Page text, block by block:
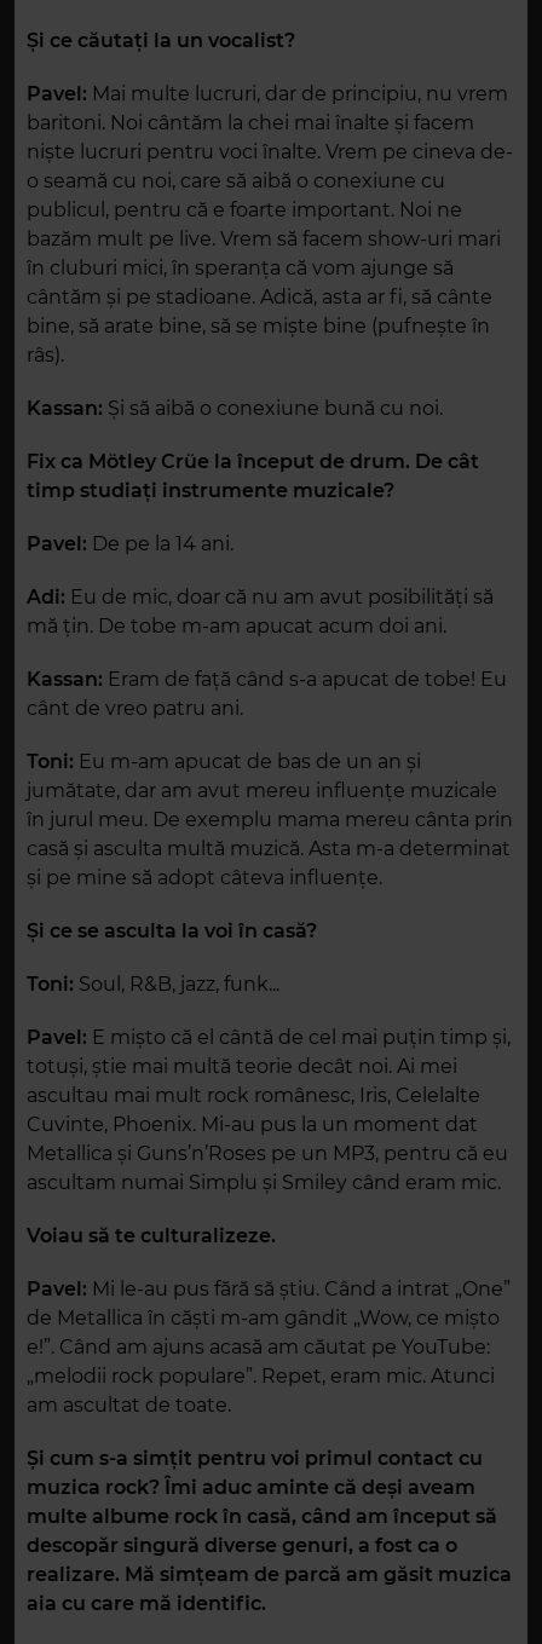
Și ce căutați la un vocalist?
Pavel: Mai multe lucruri, dar de principiu, nu vrem
baritoni. Noi cântăm la chei mai înalte și facem
niște lucruri pentru voci înalte. Vrem pe cineva de-
o seamă cu noi, care să aibă o conexiune cu
publicul, pentru că e foarte important. Noi ne
bazăm mult pe live. Vrem să facem show-uri mari
în cluburi mici, în speranța că vom ajunge să
cântăm și pe stadioane. Adică, asta ar fi, să cânte
bine, să arate bine, să se miște bine (pufnește în
râs).
Kassan: Și să aibă o conexiune bună cu noi.
Fix ca Mötley Crüe la început de drum. De cât
timp studiați instrumente muzicale?
Pavel: De pe la 14 ani.
Adi: Eu de mic, doar că nu am avut posibilități să
mă țin. De tobe m-am apucat acum doi ani.
Kassan: Eram de față când s-a apucat de tobe! Eu
cânt de vreo patru ani.
Toni: Eu m-am apucat de bas de un an și
jumătate, dar am avut mereu influențe muzicale
în jurul meu. De exemplu mama mereu cânta prin
casă și asculta multă muzică. Asta m-a determinat
și pe mine să adopt câteva influențe.
Și ce se asculta la voi în casă?
Toni: Soul, R&B, jazz, funk...
Pavel: E mișto că el cântă de cel mai puțin timp și,
totuși, știe mai multă teorie decât noi. Ai mei
ascultau mai mult rock românesc, Iris, Celelalte
Cuvinte, Phoenix. Mi-au pus la un moment dat
Metallica și Guns’n’Roses pe un MP3, pentru că eu
ascultam numai Simplu și Smiley când eram mic.
Voiau să te culturalizeze.
Pavel: Mi le-au pus fără să știu. Când a intrat „One”
de Metallica în căști m-am gândit „Wow, ce mișto
e!”. Când am ajuns acasă am căutat pe YouTube:
„melodii rock populare”. Repet, eram mic. Atunci
am ascultat de toate.
Și cum s-a simțit pentru voi primul contact cu
muzica rock? Îmi aduc aminte că deși aveam
multe albume rock în casă, când am început să
descopăr singură diverse genuri, a fost ca o
realizare. Mă simțeam de parcă am găsit muzica
aia cu care mă identific.